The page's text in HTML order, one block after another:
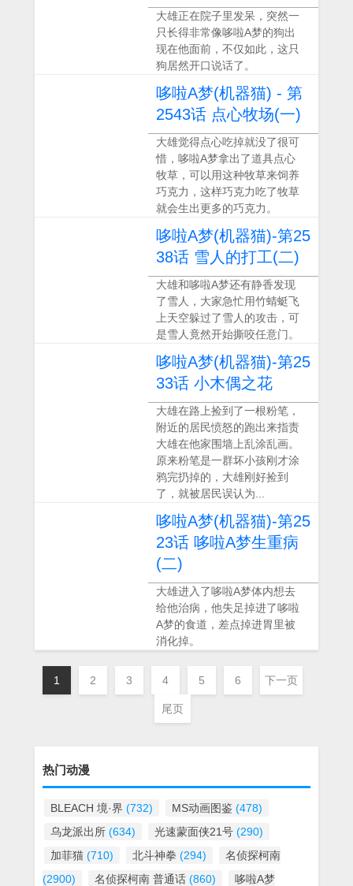
大雄正在院子里发呆，突然一
只长得非常像哆啦A梦的狗出
现在他面前，不仅如此，这只
狗居然开口说话了。
哆啦A梦(机器猫) - 第
2543话 点心牧场(一)
大雄觉得点心吃掉就没了很可
惜，哆啦A梦拿出了道具点心
牧草，可以用这种牧草来饲养
巧克力，这样巧克力吃了牧草
就会生出更多的巧克力。
哆啦A梦(机器猫)-第25
38话 雪人的打工(二)
大雄和哆啦A梦还有静香发现
了雪人，大家急忙用竹蜻蜓飞
上天空躲过了雪人的攻击，可
是雪人竟然开始撕咬任意门。
哆啦A梦(机器猫)-第25
33话 小木偶之花
大雄在路上捡到了一根粉笔，
附近的居民愤怒的跑出来指责
大雄在他家围墙上乱涂乱画。
原来粉笔是一群坏小孩刚才涂
鸦完扔掉的，大雄刚好捡到
了，就被居民误认为...
哆啦A梦(机器猫)-第25
23话 哆啦A梦生重病
(二)
大雄进入了哆啦A梦体内想去
给他治病，他失足掉进了哆啦
A梦的食道，差点掉进胃里被
消化掉。
1 2 3 4 5 6 下一页
尾页
热门动漫
BLEACH 境·界 (732) MS动画图鉴 (478)
乌龙派出所 (634) 光速蒙面侠21号 (290)
加菲猫 (710) 北斗神拳 (294)
名侦探柯南
(2900)
名侦探柯南 普通话 (860)
哆啦A梦